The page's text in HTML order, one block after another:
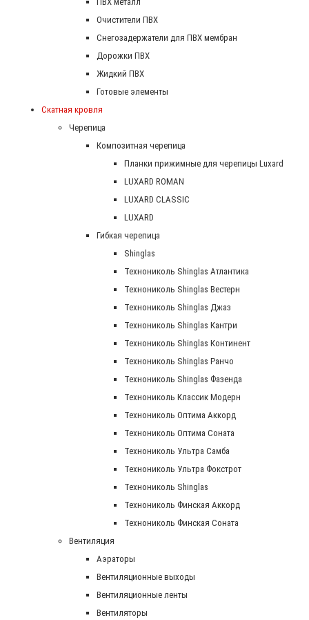
Очистители ПВХ
Снегозадержатели для ПВХ мембран
Дорожки ПВХ
Жидкий ПВХ
Готовые элементы
Скатная кровля
Черепица
Композитная черепица
Планки прижимные для черепицы Luxard
LUXARD ROMAN
LUXARD CLASSIC
LUXARD
Гибкая черепица
Shinglas
Технониколь Shinglas Атлантика
Технониколь Shinglas Вестерн
Технониколь Shinglas Джаз
Технониколь Shinglas Кантри
Технониколь Shinglas Континент
Технониколь Shinglas Ранчо
Технониколь Shinglas Фазенда
Технониколь Классик Модерн
Технониколь Оптима Аккорд
Технониколь Оптима Соната
Технониколь Ультра Самба
Технониколь Ультра Фокстрот
Технониколь Shinglas
Технониколь Финская Аккорд
Технониколь Финская Соната
Вентиляция
Аэраторы
Вентиляционные выходы
Вентиляционные ленты
Вентиляторы